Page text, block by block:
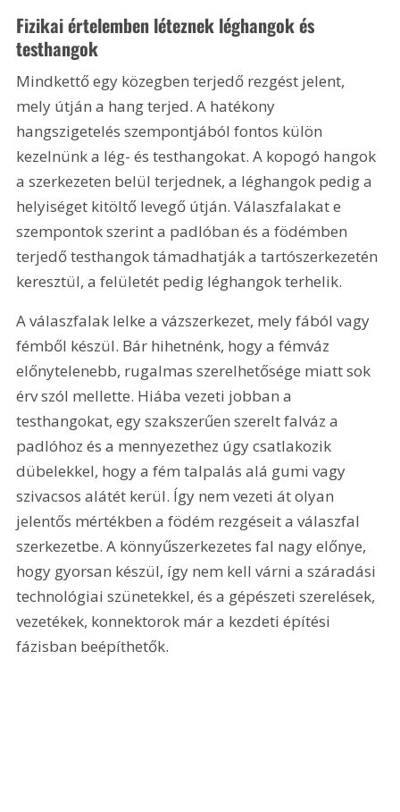
Fizikai értelemben léteznek léghangok és
testhangok
Mindkettő egy közegben terjedő rezgést jelent,
mely útján a hang terjed. A hatékony
hangszigetelés szempontjából fontos külön
kezelnünk a lég- és testhangokat. A kopogó hangok
a szerkezeten belül terjednek, a léghangok pedig a
helyiséget kitöltő levegő útján. Válaszfalakat e
szempontok szerint a padlóban és a födémben
terjedő testhangok támadhatják a tartószerkezetén
keresztül, a felületét pedig léghangok terhelik.
A válaszfalak lelke a vázszerkezet, mely fából vagy
fémből készül. Bár hihetnénk, hogy a fémváz
előnytelenebb, rugalmas szerelhetősége miatt sok
érv szól mellette. Hiába vezeti jobban a
testhangokat, egy szakszerűen szerelt falváz a
padlóhoz és a mennyezethez úgy csatlakozik
dübelekkel, hogy a fém talpalás alá gumi vagy
szivacsos alátét kerül. Így nem vezeti át olyan
jelentős mértékben a födém rezgéseit a válaszfal
szerkezetbe. A könnyűszerkezetes fal nagy előnye,
hogy gyorsan készül, így nem kell várni a száradási
technológiai szünetekkel, és a gépészeti szerelések,
vezetékek, konnektorok már a kezdeti építési
fázisban beépíthetők.